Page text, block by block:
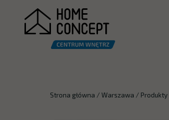
Strona główna /Warszawa /Produkty